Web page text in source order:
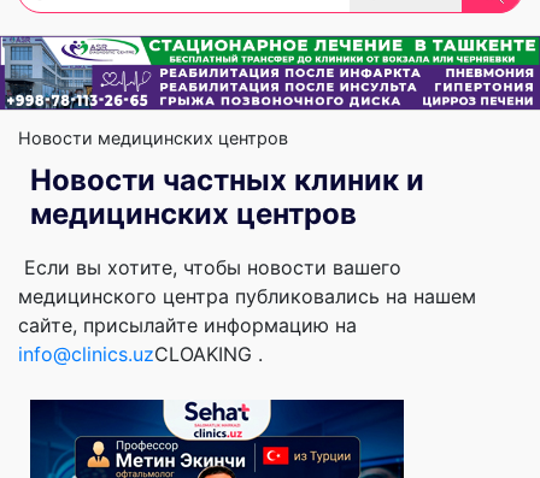
Новости медицинских центров
Новости частных клиник и
медицинских центров
Если вы хотите, чтобы новости вашего
медицинского центра публиковались на нашем
сайте, присылайте информацию на
info@clinics.uzCLOAKING .